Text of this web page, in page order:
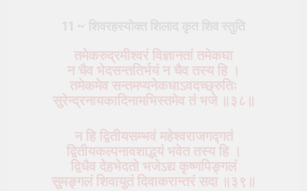
तमेकरुद्रमीश्वरं विज्ञानतां तमेकघा
न चैव भेदसन्ततिर्भयं न चैव तस्य हि ।
तमेकमेव सन्तमप्यनेकधाऽवदच्छ्रुतिः
सुरेन्द्रनायकादिनामभिस्तमेव तं भजे ॥३८॥
न हि द्वितीयसम्भवं महेश्वराजगद्गतं
द्वितीयकल्पनावशाद्भयं भवेत तस्य हि ।
द्विधैव देहभेदतो भजेऽद्य कृष्णपिङ्गलं
सुमङ्गलं शिवायुतं दिवाकरान्तरं सदा ॥३९॥